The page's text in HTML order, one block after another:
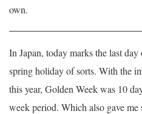
own.
In Japan, today marks the last
spring holiday of sorts. With the
this year, Golden Week was 10
week period. Which also gave